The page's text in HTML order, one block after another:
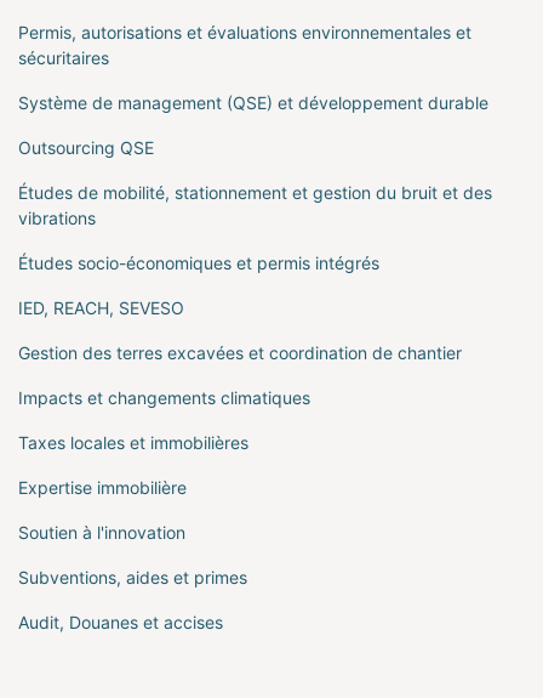
Permis, autorisations et évaluations environnementales et
sécuritaires
Système de management (QSE) et développement durable
Outsourcing QSE
Études de mobilité, stationnement et gestion du bruit et des
vibrations
Études socio-économiques et permis intégrés
IED, REACH, SEVESO
Gestion des terres excavées et coordination de chantier
Impacts et changements climatiques
Taxes locales et immobilières
Expertise immobilière
Soutien à l'innovation
Subventions, aides et primes
Audit, Douanes et accises